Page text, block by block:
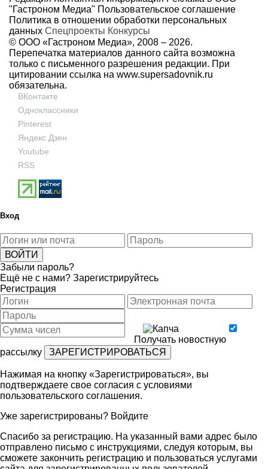
"Гастроном Медиа" Пользовательское соглашение
Политика в отношении обработки персональных
данных Спецпроекты Конкурсы
© ООО «Гастроном Медиа», 2008 – 2026.
Перепечатка материалов данного сайта возможна
только с письменного разрешения редакции. При
цитировании ссылка на www.supersadovnik.ru
обязательна.
ВКонтакте
Одноклассники
Pinterest
Яндекс Дзен
Youtube
RSS
Вход
Забыли пароль?
Ещё не с нами? Зарегистрируйтесь
Регистрация
Получать новостную
рассылку
Нажимая на кнопку «Зарегистрироваться», вы
подтверждаете свое согласия с условиями
пользовательского соглашения.
Уже зарегистрированы? Войдите
Спасибо за регистрацию. На указанный вами адрес было
отправлено письмо с инструкциями, следуя которым, вы
сможете закончить регистрацию и пользоваться услугами